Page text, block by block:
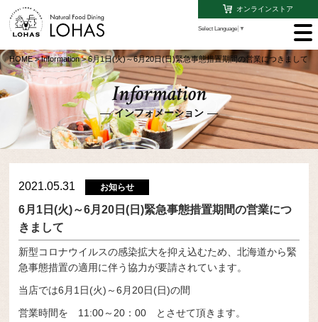
オンラインストア
Select Language ▼
Information
インフォメーション
HOME>Information>6月1日(火)～6月20日(日)緊急事態措置期間の営業につきまして
2021.05.31 お知らせ
6月1日(火)～6月20日(日)緊急事態措置期間の営業につ
きまして
新型コロナウイルスの感染拡大を抑え込むため、北海道から緊
急事態措置の適用に伴う協力が要請されています。
当店では6月1日(火)～6月20日(日)の間
営業時間を 11:00～20：00 とさせて頂きます。